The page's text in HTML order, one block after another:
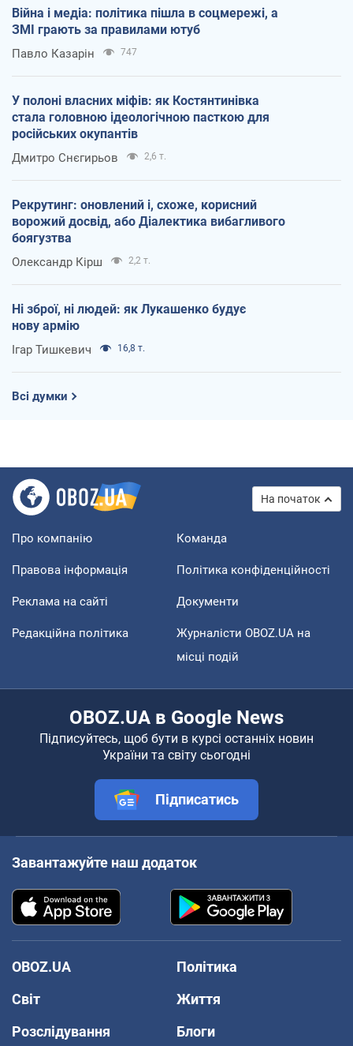
Війна і медіа: політика пішла в соцмережі, а
ЗМІ грають за правилами ютуб
Павло Казарін 747
У полоні власних міфів: як Костянтинівка
стала головною ідеологічною пасткою для
російських окупантів
Дмитро Снєгирьов 2,6 т.
Рекрутинг: оновлений і, схоже, корисний
ворожий досвід, або Діалектика вибагливого
боягузтва
Олександр Кірш 2,2 т.
Ні зброї, ні людей: як Лукашенко будує
нову армію
Ігар Тишкевич 16,8 т.
Всі думки
На початок
Про компанію Команда
Правова інформація Політика конфіденційності
Реклама на сайті Документи
Редакційна політика
Журналісти OBOZ.UA на
місці подій
OBOZ.UA в Google News
Підписуйтесь, щоб бути в курсі останніх новин
України та світу сьогодні
Підписатись
Завантажуйте наш додаток
OBOZ.UA
Політика
Світ
Життя
Розслідування
Блоги